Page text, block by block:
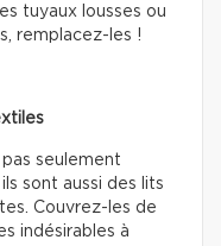
tuyaux lousses ou
remplacez-les !
seulement
sont aussi des lits
Couvrez-les de
indésirables à